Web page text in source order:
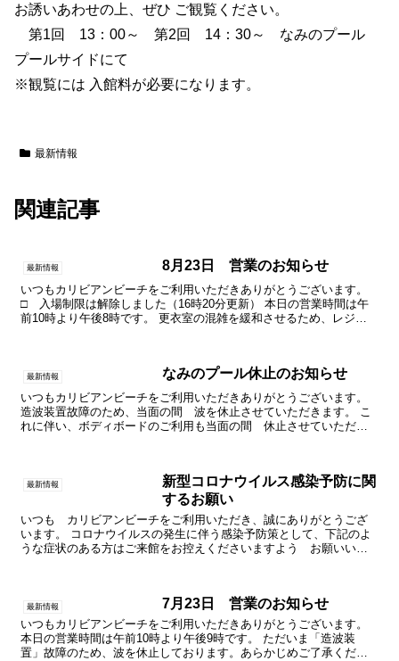
お誘いあわせの上、ぜひ ご観覧ください。
第1回 13：00～ 第2回 14：30～ なみのプール
プールサイドにて
※観覧には 入館料が必要になります。
最新情報
関連記事
最新情報 8月23日 営業のお知らせ
いつもカリビアンビーチをご利用いただきありがとうございます。
□ 入場制限は解除しました（16時20分更新） 本日の営業時間は午
前10時より午後8時です。 更衣室の混雑を緩和させるため、レジを
最新情報 なみのプール休止のお知らせ
いつもカリビアンビーチをご利用いただきありがとうございます。
造波装置故障のため、当面の間 波を休止させていただきます。 こ
れに伴い、ボディボードのご利用も当面の間 休止させていただき
最新情報
新型コロナウイルス感染予防に関
するお願い
いつも カリビアンビーチをご利用いただき、誠にありがとうござ
います。 コロナウイルスの発生に伴う感染予防策として、下記のよ
うな症状のある方はご来館をお控えくださいますよう お願いいた
最新情報 7月23日 営業のお知らせ
いつもカリビアンビーチをご利用いただきありがとうございます。
本日の営業時間は午前10時より午後9時です。 ただいま「造波装
置」故障のため、波を休止しております。あらかじめご了承くださ